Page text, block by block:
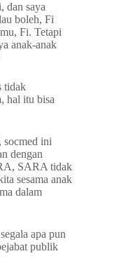
dan saya
boleh, Fi
Fi. Tetapi
anak-anak
tidak
hal itu bisa
socmed ini
dengan
SARA tidak
sesama anak
dalam
apa pun
publik